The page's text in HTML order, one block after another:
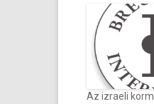
Az izraeli